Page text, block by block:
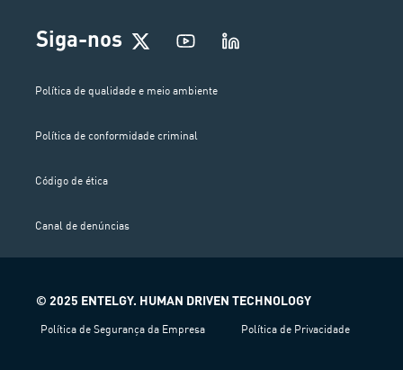
Siga-nos
Política de qualidade e meio ambiente
Política de conformidade criminal
Código de ética
Canal de denúncias
© 2025 ENTELGY. HUMAN DRIVEN TECHNOLOGY
Política de Segurança da Empresa Política de Privacidade